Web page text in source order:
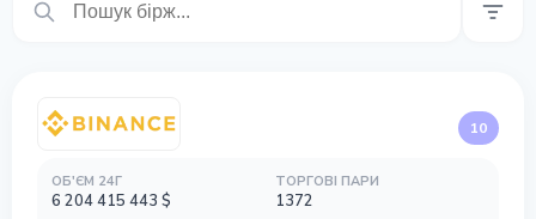
10
ОБ'ЄМ 24Г
6 204 415 443 $
ТОРГОВІ ПАРИ
1372